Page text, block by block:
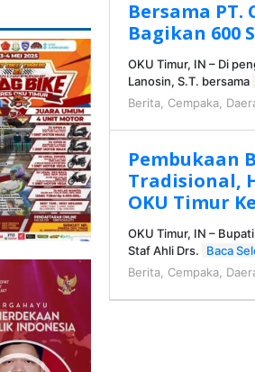
Bersama PT.
Bagikan 600
OKU Timur, IN – Di
Lanosin, S.T. bersama
Berita, Cempaka,
Pembukaan
Tradisional,
OKU Timur
OKU Timur, IN –
Staf Ahli Drs.
Baca
Berita, Cempaka,